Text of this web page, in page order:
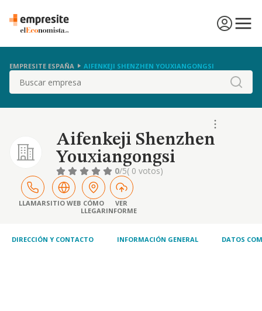
EMPRESITE ESPAÑA AIFENKEJI SHENZHEN YOUXIANGONGSI
Buscar
Aifenkeji Shenzhen
Youxiangongsi
0/5( 0 votos)
LLAMARSITIO WEB CÓMO
LLEGAR
VER
INFORME
DIRECCIÓN Y CONTACTO INFORMACIÓN GENERAL DATOS